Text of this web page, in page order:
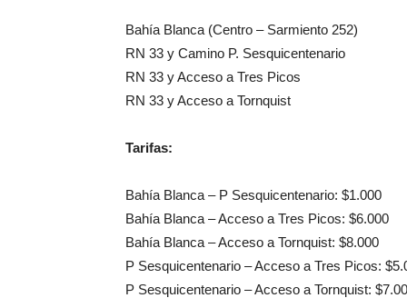
Bahía Blanca (Centro – Sarmiento 252)
RN 33 y Camino P. Sesquicentenario
RN 33 y Acceso a Tres Picos
RN 33 y Acceso a Tornquist
Tarifas:
Bahía Blanca – P Sesquicentenario: $1.000
Bahía Blanca – Acceso a Tres Picos: $6.000
Bahía Blanca – Acceso a Tornquist: $8.000
P Sesquicentenario – Acceso a Tres Picos:
P Sesquicentenario – Acceso a Tornquist: